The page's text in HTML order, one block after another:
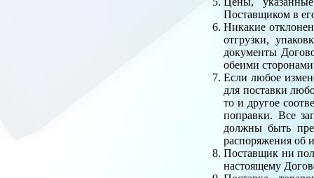
Поставщиком в
Никакие
отгрузки,
документы
обеими
Если любое
для поставки
то и другое
поправки. Все
должны быть
распоряжения об
Поставщик ни
настоящему